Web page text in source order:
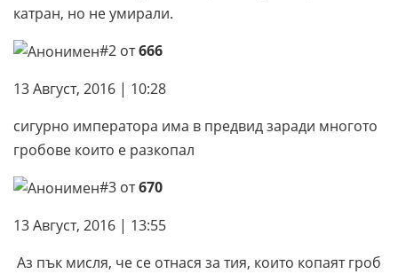
катран, но не умирали.
#2 от666
13 Август, 2016 | 10:28
сигурно императора има в предвид заради многото
гробове които е разкопал
#3 от670
13 Август, 2016 | 13:55
Аз пък мисля, че се отнася за тия, които копаят гроб